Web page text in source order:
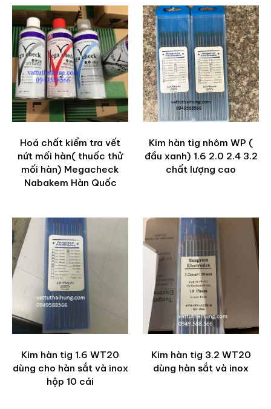
Hoá chất kiểm tra vết
nứt mối hàn( thuốc thử
mối hàn) Megacheck
Nabakem Hàn Quốc
Kim hàn tig nhôm WP (
đầu xanh) 1.6 2.0 2.4 3.2
chất lượng cao
Kim hàn tig 1.6 WT20
dùng cho hàn sắt và inox
hộp 10 cái
Kim hàn tig 3.2 WT20
dùng hàn sắt và inox